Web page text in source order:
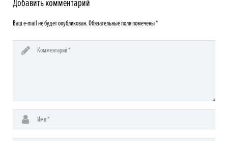
Добавить комментарий
Ваш e-mail не будет опубликован.Обязательные поля помечены*